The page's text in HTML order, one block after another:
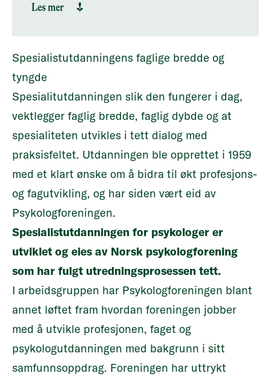
modeller som inkluderer helhetlig
Relevante aktører, herunder
og tjenestene representert ved RHF-
ene og KS skal delta i arbeidet.
Det skal være et landsomfattende
behov for å utdanne spesialister, og
et fagmiljø som er tilstrekkelig stort.
avgrensning til andre
helsepersonellgrupper med offentlig
spesialistgodkjenning.
Det skal inngå i vurderingen hvorvidt
andre virkemidler er mer
hensiktsmessige enn en offentlig
godkjenning.
Nytten av en spesialistgodkjenning
skal avveies mot ulemper, økte
kostnader og effekter på
personellbehov.
Det skal tas hensyn til
internasjonale regelverk, herunder
yrker som er harmoniserte i EU, og
erfaringer fra sammenlignbare land."
Les mer
Spesialistutdanningens faglige bredde og
tyngde
Spesialitutdanningen slik den fungerer i dag,
vektlegger faglig bredde, faglig dybde og at
spesialiteten utvikles i tett dialog med
praksisfeltet. Utdanningen ble opprettet i 1959
med et klart ønske om å bidra til økt profesjons-
og fagutvikling, og har siden vært eid av
Psykologforeningen.
Spesialistutdanningen for psykologer er
utviklet og eies av Norsk psykologforening
som har fulgt utredningsprosessen tett.
I arbeidsgruppen har Psykologforeningen blant
annet løftet fram hvordan foreningen jobber
med å utvikle profesjonen, faget og
psykologutdanningen med bakgrunn i sitt
samfunnsoppdrag. Foreningen har uttrykt